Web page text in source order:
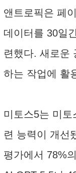
앤트로픽은 페
데이터를 30일
련했다. 새로운
하는 작업에 활
미토스5는 미
련 능력이 개선
평가에서 78%